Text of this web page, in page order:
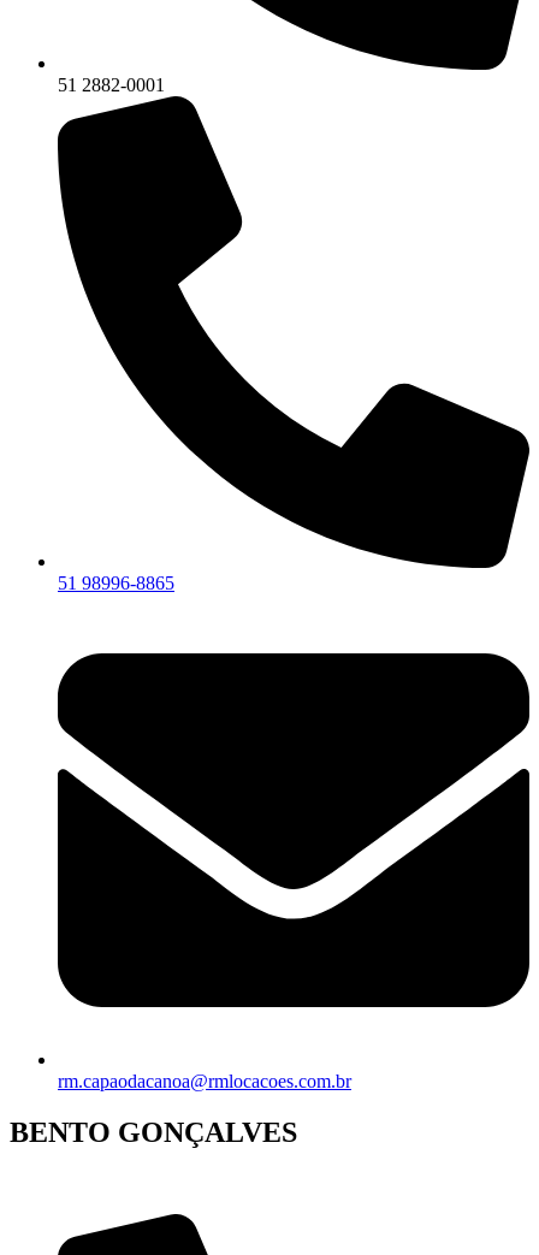
51 2882-0001
51 98996-8865
rm.capaodacanoa@rmlocacoes.com.br
BENTO GONÇALVES